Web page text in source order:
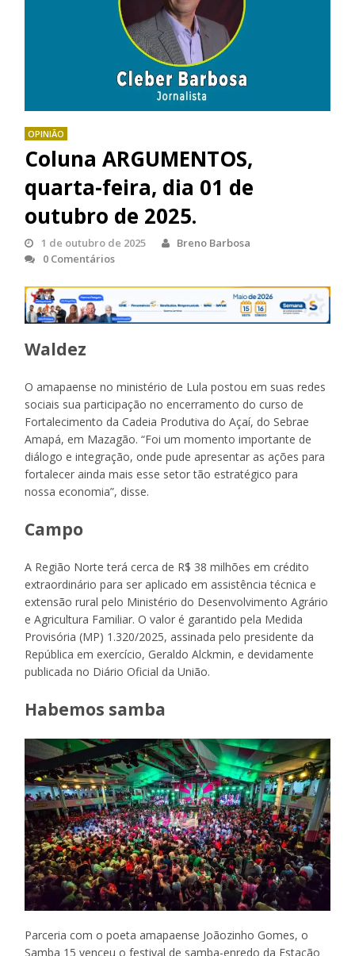
OPINIÃO
Coluna ARGUMENTOS,
quarta-feira, dia 01 de
outubro de 2025.
1 de outubro de 2025
Breno Barbosa
0 Comentários
Waldez
O amapaense no ministério de Lula postou em suas redes
sociais sua participação no encerramento do curso de
Fortalecimento da Cadeia Produtiva do Açaí, do Sebrae
Amapá, em Mazagão. “Foi um momento importante de
diálogo e integração, onde pude apresentar as ações para
fortalecer ainda mais esse setor tão estratégico para
nossa economia”, disse.
Campo
A Região Norte terá cerca de R$ 38 milhões em crédito
extraordinário para ser aplicado em assistência técnica e
extensão rural pelo Ministério do Desenvolvimento Agrário
e Agricultura Familiar. O valor é garantido pela Medida
Provisória (MP) 1.320/2025, assinada pelo presidente da
República em exercício, Geraldo Alckmin, e devidamente
publicada no Diário Oficial da União.
Habemos samba
Parceria com o poeta amapaense Joãozinho Gomes, o
Samba 15 venceu o festival de samba-enredo da Estação